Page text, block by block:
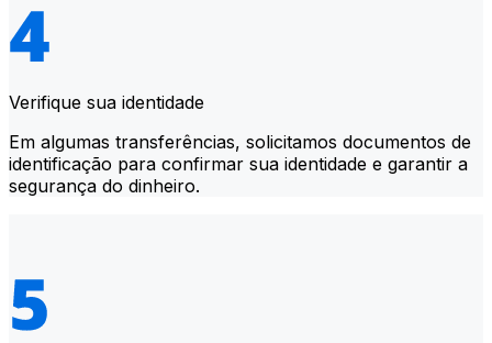
Verifique sua identidade
Em algumas transferências, solicitamos documentos de
identificação para confirmar sua identidade e garantir a
segurança do dinheiro.